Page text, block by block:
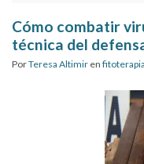
Cómo combatir
técnica del
PorTeresa Altimir en fitoterapia